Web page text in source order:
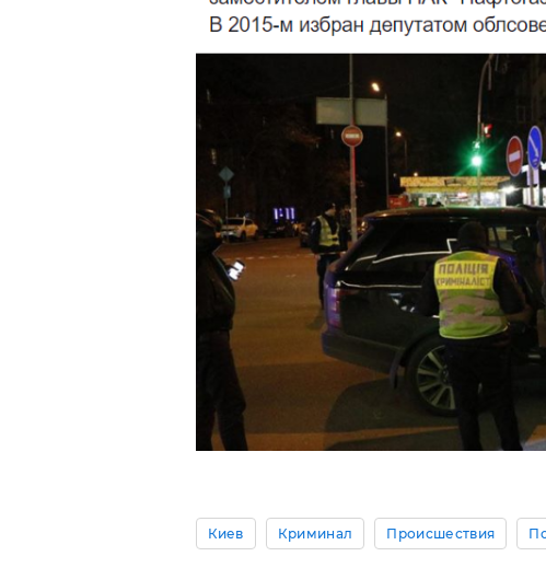
Киев Криминал Происшествия